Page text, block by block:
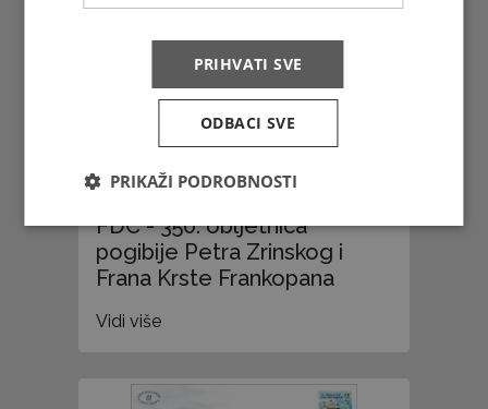
FDC - 350. obljetnica
pogibije Petra Zrinskog i
Frana Krste Frankopana
Vidi više
PRIHVATI SVE
ODBACI SVE
PRIKAŽI PODROBNOSTI